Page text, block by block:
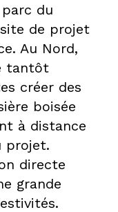
du
de projet
Au Nord,
tantôt
créer des
boisée
à distance
projet.
directe
grande